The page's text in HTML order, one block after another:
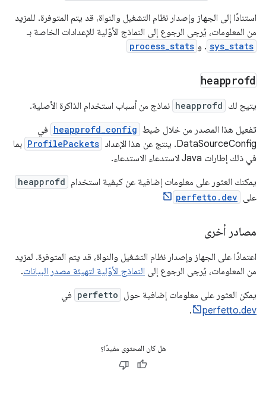
استنادًا إلى الجهاز وإصدار نظام التشغيل والنواة، قد يتم المتوفرة. للمزيد
من المعلومات، يُرجى الرجوع إلى النماذج الأوّلية للإعدادات الخاصة بـ
sys_stats . و process_stats
heapprofd
يتيح لك heapprofd نماذج من أسباب استخدام الذاكرة الأصلية.
تفعيل هذا المصدر من خلال ضبط heapprofd_config في
DataSourceConfig. ينتج عن هذا الإعداد
ProfilePackets بما
في ذلك إطارات Java لاستدعاء الاستدعاء.
يمكنك العثور على معلومات إضافية عن كيفية استخدام heapprofd
على perfetto.dev
مصادر أخرى
اعتمادًا على الجهاز وإصدار نظام التشغيل والنواة، قد يتم المتوفرة. لمزيد
من المعلومات، يُرجى الرجوع إلى النماذج الأوّلية لتهيئة مصدر البيانات.
يمكن العثور على معلومات إضافية حول perfetto في
perfetto.dev
.
هل كان المحتوى مفيدًا؟